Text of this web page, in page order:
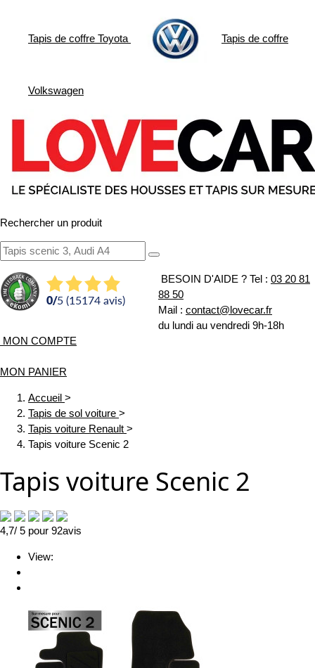
Tapis de coffre Toyota Tapis de coffre
Volkswagen
Rechercher un produit
0/5 (15174 avis)
BESOIN D'AIDE ? Tel : 03 20 81
88 50
Mail : contact@lovecar.fr
du lundi au vendredi 9h-18h
MON COMPTE
MON PANIER
Accueil >
Tapis de sol voiture >
Tapis voiture Renault >
Tapis voiture Scenic 2
Tapis voiture Scenic 2
4,7/ 5 pour 92avis
View: